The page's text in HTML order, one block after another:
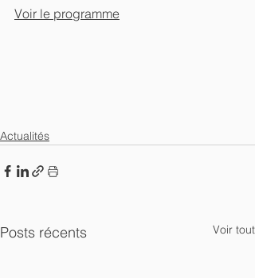
Voir le programme
Actualités
Posts récents Voir tout